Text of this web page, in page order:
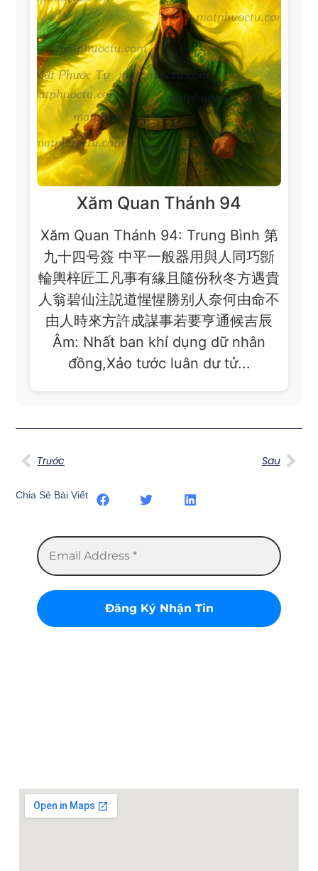
Xăm Quan Thánh 94
Xăm Quan Thánh 94: Trung Bình 第
九十四号簽 中平一般器用與人同巧斵
輪輿梓匠工凡事有緣且隨份秋冬方遇貴
人翁碧仙注説道惺惺勝别人奈何由命不
由人時來方許成謀事若要亨通候吉辰
Âm: Nhất ban khí dụng dữ nhân
đồng,Xảo tước luân dư tử...
Trước Sau
Chia Sẻ Bài Viết